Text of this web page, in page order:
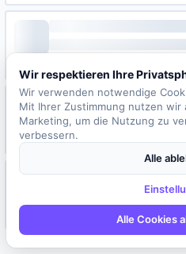
Wir respektieren Ihre
Wir verwenden notwendige
Mit Ihrer Zustimmung nutzen wir
Marketing, um die Nutzung zu
verbessern.
Alle
Alle Cookies